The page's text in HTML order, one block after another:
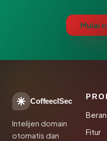
Mulai
CoffeeclSec
Intelijen domain
otomatis dan
Fitur